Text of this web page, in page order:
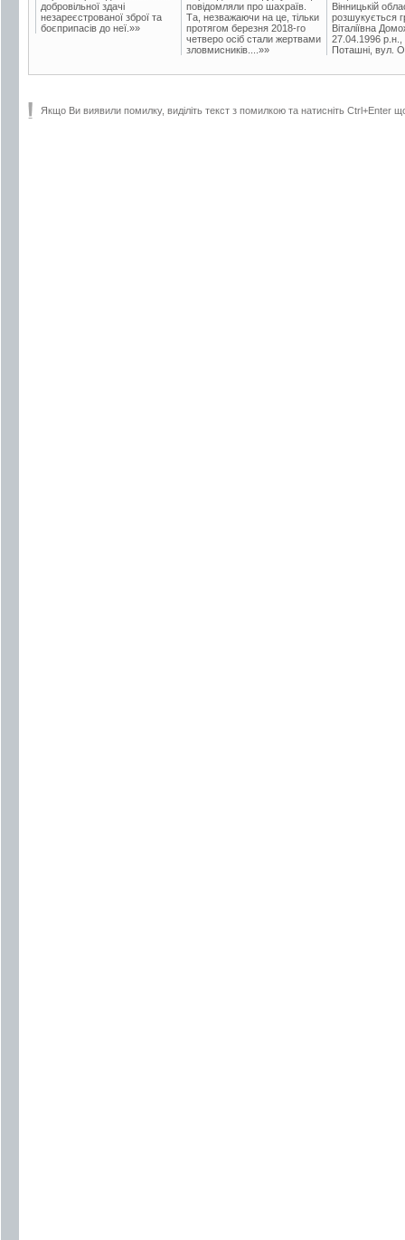
добровільної здачі
незареєстрованої зброї та
боєприпасів до неї.»»
повідомляли про шахраїв.
Та, незважаючи на це, тільки
протягом березня 2018-го
четверо осіб стали жертвами
зловмисників....»»
Вінницькій
розшукується
Віталіївна
27.04.1996 р.н.,
Поташні, вул.
Якщо Ви виявили помилку, виділіть текст з помилкою та натисніть Ctrl+Enter